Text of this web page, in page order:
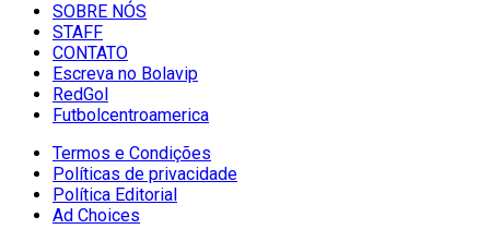
SOBRE NÓS
STAFF
CONTATO
Escreva no Bolavip
RedGol
Futbolcentroamerica
Termos e Condições
Políticas de privacidade
Política Editorial
Ad Choices